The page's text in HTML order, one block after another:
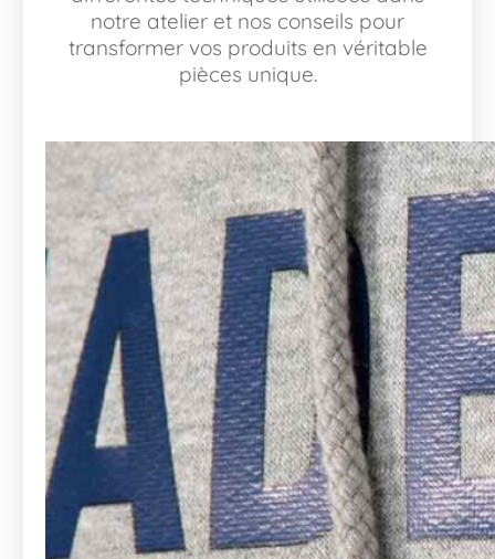
notre atelier et nos conseils pour
transformer vos produits en véritable
pièces unique.